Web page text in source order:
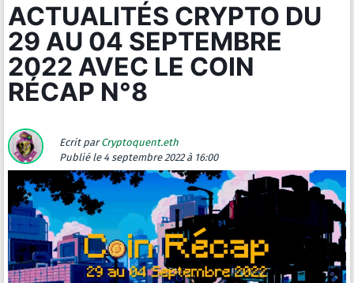
ACTUALITÉS CRYPTO DU
29 AU 04 SEPTEMBRE
2022 AVEC LE COIN
RÉCAP N°8
Ecrit parCryptoquent.eth
Publié le 4 septembre 2022 à 16:00